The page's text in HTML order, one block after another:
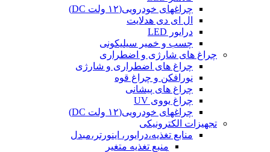
چراغهای خودرویی(۱۲ ولت DC)
ال ای دی هدلایت
درایور LED
چسب و خمیر سیلیکونی
چراغ های شارژی و اضطراری
چراغ های اضطراری و شارژی
نورافکن و چراغ قوه
چراغ های پیشانی
چراغ یووی UV
چراغهای خودرویی(۱۲ ولت DC)
تجهیزات الکترونیکی
منابع تغذیه،درایور، اینورتر،مبدل
منبع تغذیه متغیر